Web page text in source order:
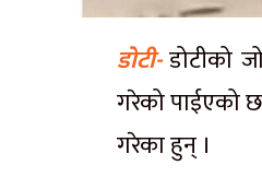
डोटी-डोटीको
गरेको पाईएको छ
गरेका हुन् ।